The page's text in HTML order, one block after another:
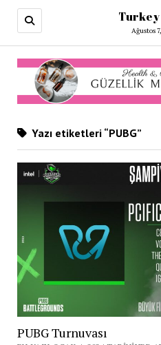
Turkey
Ağustos
Yazı etiketleri “PUBG”
PUBG Turnuvası